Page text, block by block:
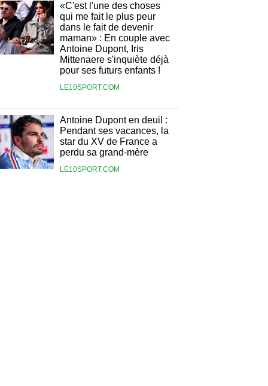
«C'est l'une des choses
qui me fait le plus peur
dans le fait de devenir
maman» : En couple avec
Antoine Dupont, Iris
Mittenaere s'inquiète déjà
pour ses futurs enfants !
LE10SPORT.COM
Antoine Dupont en deuil :
Pendant ses vacances, la
star du XV de France a
perdu sa grand-mère
LE10SPORT.COM